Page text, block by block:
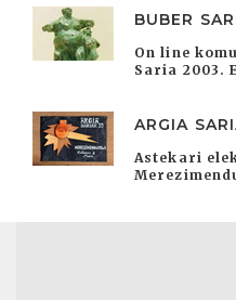
BUBER
On line
Saria 2003.
ARGIA
Astekari